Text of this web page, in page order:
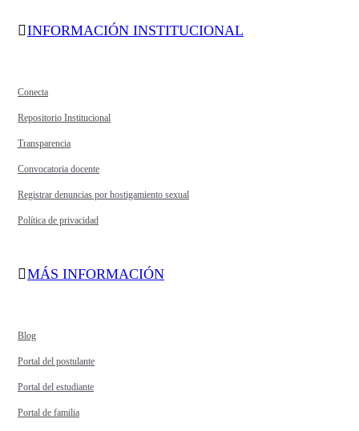
INFORMACIÓN INSTITUCIONAL
Conecta
Repositorio Institucional
Transparencia
Convocatoria docente
Registrar denuncias por hostigamiento sexual
Política de privacidad
MÁS INFORMACIÓN
Blog
Portal del postulante
Portal del estudiante
Portal de familia